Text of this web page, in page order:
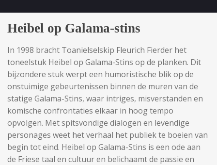
​Heibel op Galama-stins
In 1998 bracht Toanielselskip Fleurich Fierder het
toneelstuk Heibel op Galama-Stins op de planken. Dit
bijzondere stuk werpt een humoristische blik op de
onstuimige gebeurtenissen binnen de muren van de
statige Galama-Stins, waar intriges, misverstanden en
komische confrontaties elkaar in hoog tempo
opvolgen. Met spitsvondige dialogen en levendige
personages weet het verhaal het publiek te boeien van
begin tot eind. Heibel op Galama-Stins is een ode aan
de Friese taal en cultuur en belichaamt de passie en